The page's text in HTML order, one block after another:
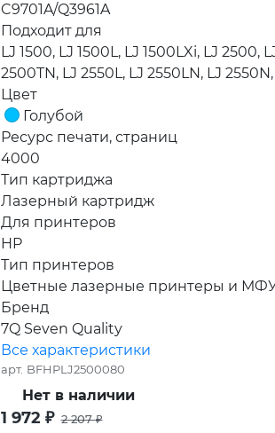
C9701A/Q3961A
Подходит для
LJ 1500, LJ 1500L, LJ 1500LXi, LJ 2500,
2500TN, LJ 2550L, LJ 2550LN, LJ
Цвет
Голубой
Ресурс печати, страниц
4000
Тип картриджа
Лазерный картридж
Для принтеров
HP
Тип принтеров
Цветные лазерные принтеры и
Бренд
7Q Seven Quality
Все характеристики
арт. BFHPLJ2500080
Нет в наличии
1 972 ₽ 2 207₽